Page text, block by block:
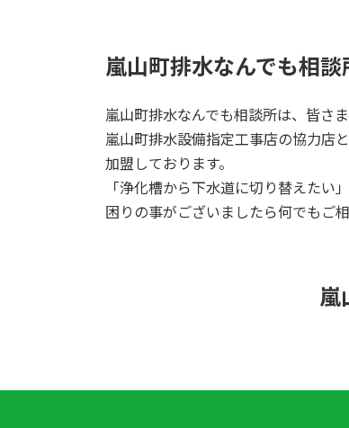
嵐山町排水なんでも相談
嵐山町排水なんでも相談所は、皆さ
嵐山町排水設備指定工事店の協力店
加盟しております。
「浄化槽から下水道に切り替えたい
困りの事がございましたら何でもご相
嵐